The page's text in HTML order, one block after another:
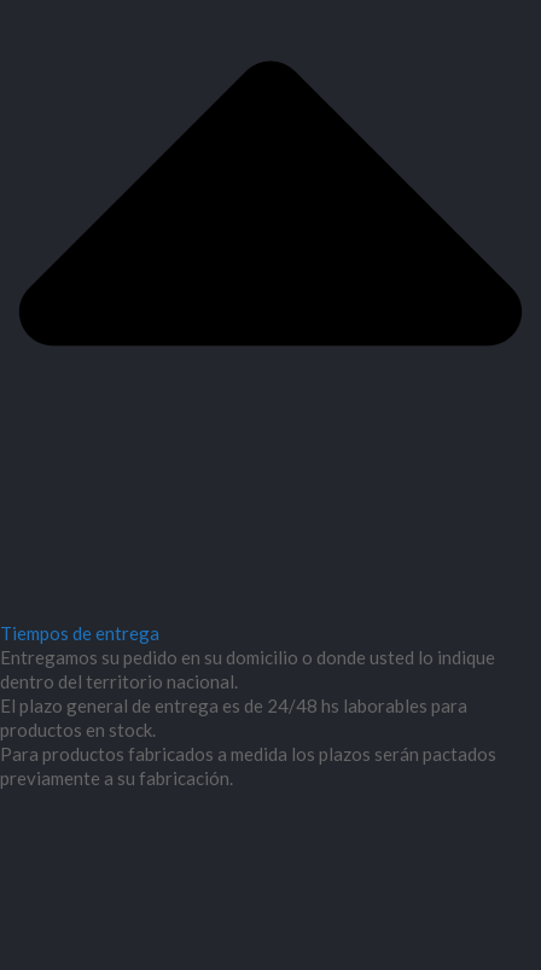
Tiempos de entrega
Entregamos su pedido en su domicilio o donde usted lo indique
dentro del territorio nacional.
El plazo general de entrega es de 24/48 hs laborables para
productos en stock.
Para productos fabricados a medida los plazos serán pactados
previamente a su fabricación.